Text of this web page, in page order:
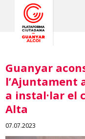
Guanyar
l’Ajuntament
a instal·lar el
Alta
07.07.2023